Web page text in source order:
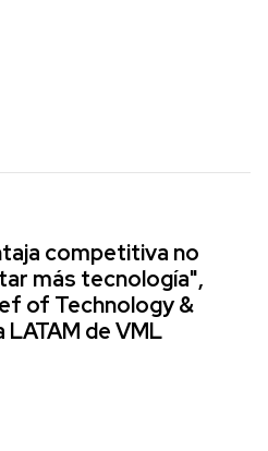
competitiva no
más tecnología",
of Technology &
de VML